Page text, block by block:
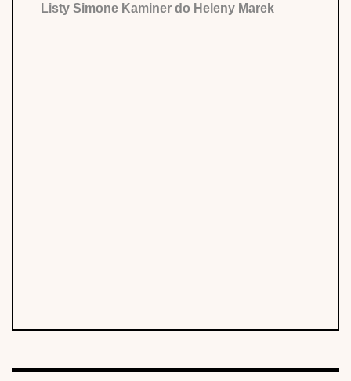
Listy Simone Kaminer do Heleny Marek